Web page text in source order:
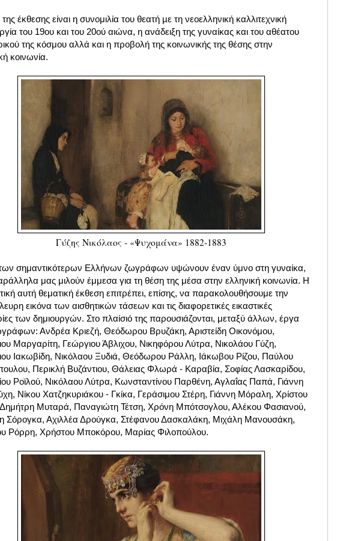
έκθεσης είναι η συνομιλία του θεατή µε τη νεοελληνική καλλιτεχνική
του 19ου και του 20ού αιώνα, η ανάδειξη της γυναίκας και του αθέατου
της κόσμου αλλά και η προβολή της κοινωνικής της θέσης στην
κοινωνία.
Γύζης Νικόλαος - «Ψυχομάνα» 1882-1883
σημαντικότερων Ελλήνων ζωγράφων υψώνουν έναν ύμνο στη γυναίκα,
μας μιλούν έμμεσα για τη θέση της μέσα στην ελληνική κοινωνία. Η
αυτή θεματική έκθεση επιτρέπει, επίσης, να παρακολουθήσουμε την
εικόνα των αισθητικών τάσεων και τις διαφορετικές εικαστικές
των δημιουργών. Στο πλαίσιό της παρουσιάζονται, μεταξύ άλλων, έργα
Ανδρέα Κριεζή, Θεόδωρου Βρυζάκη, Αριστείδη Οικονόμου,
Μαργαρίτη, Γεώργιου Άβλιχου, Νικηφόρου Λύτρα, Νικολάου Γύζη,
Ιακωβίδη, Νικόλαου Ξυδιά, Θεόδωρου Ράλλη, Iάκωβου Ρίζου, Παύλου
Περικλή Βυζάντιου, Θάλειας Φλωρά - Καραβία, Σοφίας Λασκαρίδου,
Ροϊλού, Νικόλαου Λύτρα, Κωνσταντίνου Παρθένη, Αγλαΐας Παπά, Γιάννη
Νίκου Χατζηκυριάκου - Γκίκα, Γεράσιμου Στέρη, Γιάννη Μόραλη, Χρίστου
Μυταρά, Παναγιώτη Τέτση, Χρόνη Μπότσογλου, Αλέκου Φασιανού,
Σόρογκα, Αχιλλέα Δρούγκα, Στέφανου Δασκαλάκη, Μιχάλη Μανουσάκη,
Ρόρρη, Χρήστου Μποκόρου, Μαρίας Φιλοπούλου.